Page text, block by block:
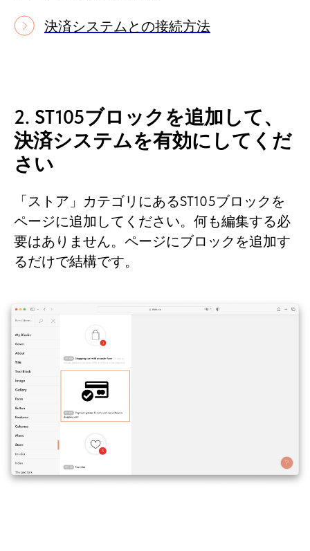
決済システムとの接続方法
2. ST105ブロックを追加して、
決済システムを有効にしてくだ
さい
「ストア」カテゴリにあるST105ブロックを
ページに追加してください。何も編集する必
要はありません。ページにブロックを追加す
るだけで結構です。